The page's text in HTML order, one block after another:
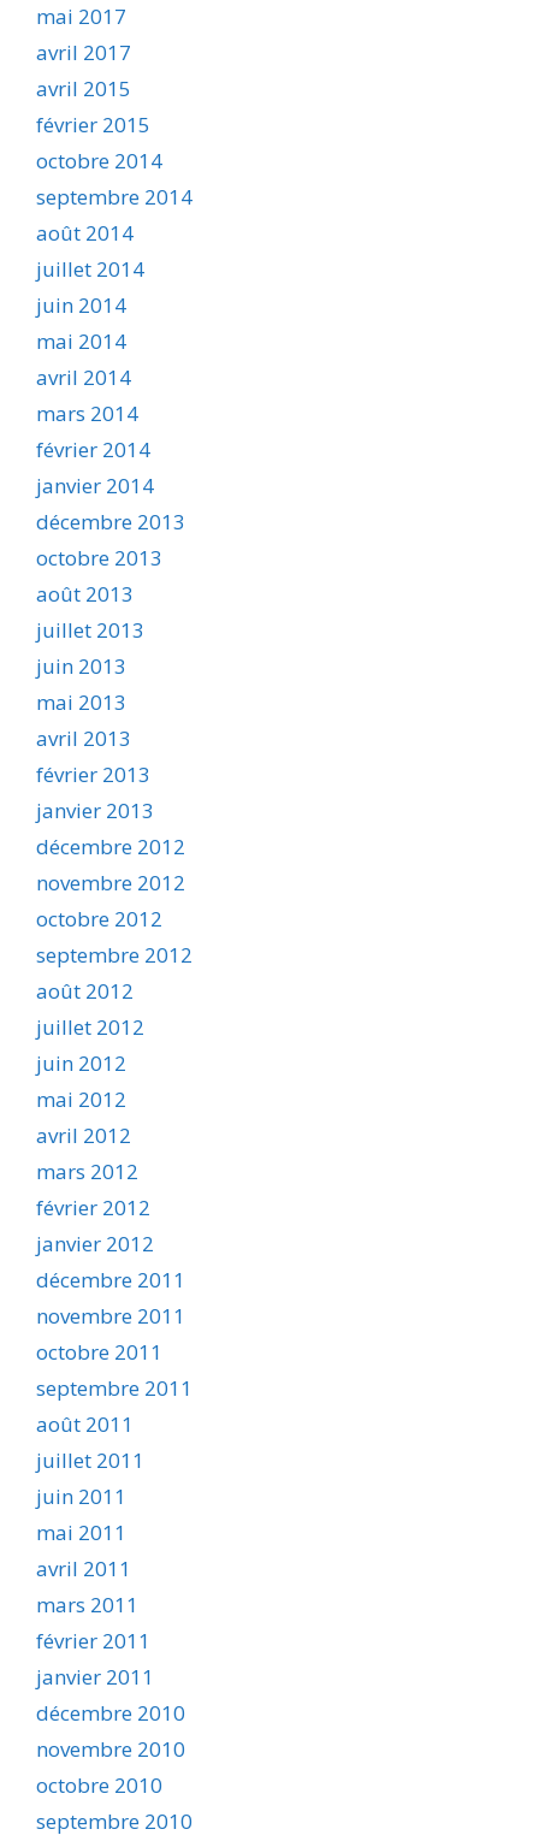
mai 2017
avril 2017
avril 2015
février 2015
octobre 2014
septembre 2014
août 2014
juillet 2014
juin 2014
mai 2014
avril 2014
mars 2014
février 2014
janvier 2014
décembre 2013
octobre 2013
août 2013
juillet 2013
juin 2013
mai 2013
avril 2013
février 2013
janvier 2013
décembre 2012
novembre 2012
octobre 2012
septembre 2012
août 2012
juillet 2012
juin 2012
mai 2012
avril 2012
mars 2012
février 2012
janvier 2012
décembre 2011
novembre 2011
octobre 2011
septembre 2011
août 2011
juillet 2011
juin 2011
mai 2011
avril 2011
mars 2011
février 2011
janvier 2011
décembre 2010
novembre 2010
octobre 2010
septembre 2010